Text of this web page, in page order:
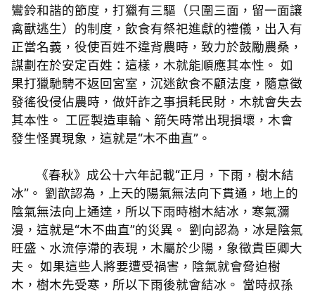
鸞鈴和諧的節度，打獵有三驅（只圍三面，留一面讓
禽獸逃生）的制度，飲食有祭祀進獻的禮儀，出入有
正當名義，役使百姓不違背農時，致力於鼓勵農桑，
謀劃在於安定百姓：這樣，木就能順應其本性。 如
果打獵馳騁不返回宮室，沉迷飲食不顧法度，隨意徵
發徭役侵佔農時，做奸詐之事損耗民財，木就會失去
其本性。 工匠製造車輪、箭矢時常出現損壞，木會
發生怪異現象，這就是“木不曲直”。
《春秋》成公十六年記載“正月，下雨，樹木結
冰”。 劉歆認為，上天的陽氣無法向下貫通，地上的
陰氣無法向上通達，所以下雨時樹木結冰，寒氣瀰
漫，這就是“木不曲直”的災異。 劉向認為，冰是陰氣
旺盛、水流停滯的表現，木屬於少陽，象徵貴臣卿大
夫。 如果這些人將要遭受禍害，陰氣就會脅迫樹
木，樹木先受寒，所以下雨後就會結冰。 當時叔孫